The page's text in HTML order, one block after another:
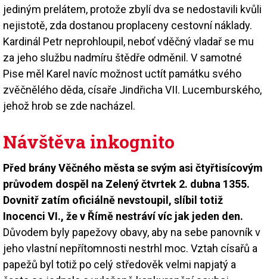
jediným prelátem, protože zbylí dva se nedostavili kvůli
nejistotě, zda dostanou proplaceny cestovní náklady.
Kardinál Petr neprohloupil, neboť vděčný vladař se mu
za jeho službu nadmíru štědře odměnil. V samotné
Pise měl Karel navíc možnost uctít památku svého
zvěčnělého děda, císaře Jindřicha VII. Lucemburského,
jehož hrob se zde nacházel.
Návštěva inkognito
Před brány Věčného města se svým asi čtyřtisícovým
průvodem dospěl na Zelený čtvrtek 2. dubna 1355.
Dovnitř zatím oficiálně nevstoupil, slíbil totiž
Inocenci VI., že v Římě nestráví víc jak jeden den.
Důvodem byly papežovy obavy, aby na sebe panovník v
jeho vlastní nepřítomnosti nestrhl moc. Vztah císařů a
papežů byl totiž po celý středověk velmi napjatý a